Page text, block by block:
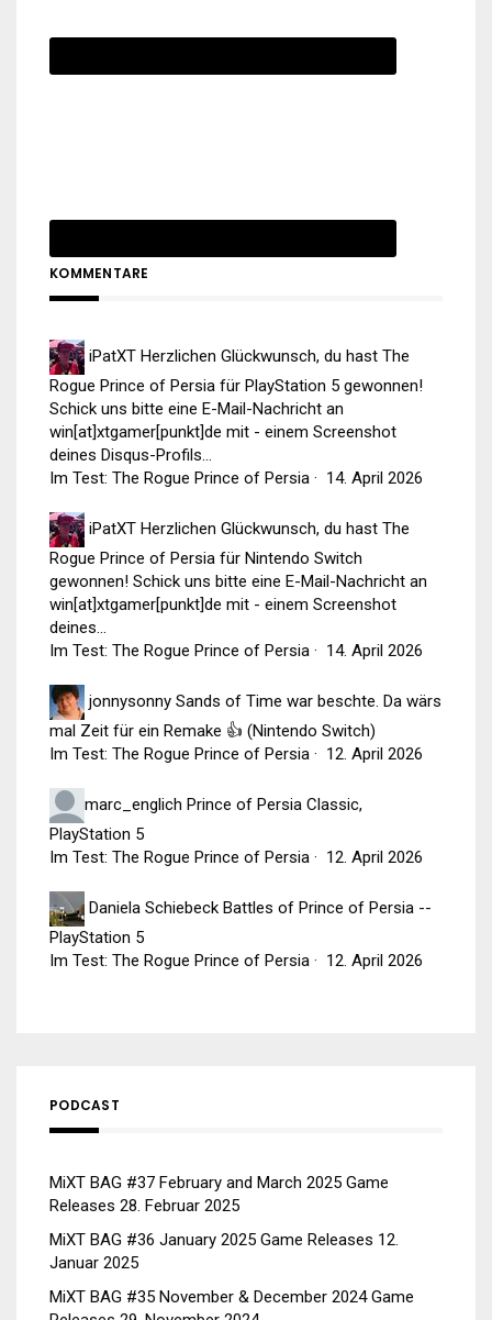
KOMMENTARE
iPatXT Herzlichen Glückwunsch, du hast The
Rogue Prince of Persia für PlayStation 5 gewonnen!
Schick uns bitte eine E-Mail-Nachricht an
win[at]xtgamer[punkt]de mit - einem Screenshot
deines Disqus-Profils...
Im Test: The Rogue Prince of Persia · 14. April 2026
iPatXT Herzlichen Glückwunsch, du hast The
Rogue Prince of Persia für Nintendo Switch
gewonnen! Schick uns bitte eine E-Mail-Nachricht an
win[at]xtgamer[punkt]de mit - einem Screenshot
deines...
Im Test: The Rogue Prince of Persia · 14. April 2026
jonnysonny Sands of Time war beschte. Da wärs
mal Zeit für ein Remake 👍 (Nintendo Switch)
Im Test: The Rogue Prince of Persia · 12. April 2026
marc_englich Prince of Persia Classic,
PlayStation 5
Im Test: The Rogue Prince of Persia · 12. April 2026
Daniela Schiebeck Battles of Prince of Persia --
PlayStation 5
Im Test: The Rogue Prince of Persia · 12. April 2026
PODCAST
MiXT BAG #37 February and March 2025 Game
Releases 28. Februar 2025
MiXT BAG #36 January 2025 Game Releases 12.
Januar 2025
MiXT BAG #35 November & December 2024 Game